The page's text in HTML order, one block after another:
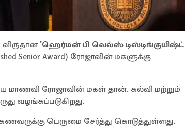
'ஹெர்மன் பி வெல்ஸ் டிஸ்டிங்குயிஷ்ட்
Senior Award) ரோஜாவின் மகளுக்கு
மாணவி ரோஜாவின் மகள் தான். கல்வி மற்றும்
வழங்கப்படுகிறது.
பெருமை சேர்த்து கொடுத்துள்ளது.